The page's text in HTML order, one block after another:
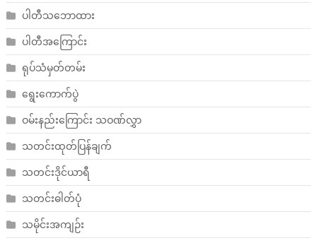
ပါတီသဘောထား
ပါတီအကြောင်း
ရုပ်သံမှတ်တမ်း
ရွေးကောက်ပွဲ
ဝမ်းနည်းကြောင်း သဝဏ်လွှာ
သတင်းထုတ်ပြန်ချက်
သတင်းဒိုင်ယာရီ
သတင်းဓါတ်ပုံ
သမိုင်းအကျဉ်း